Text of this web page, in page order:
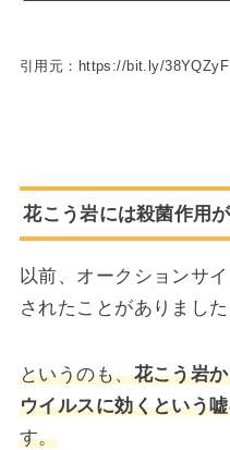
引用元：https://bit.ly/38YQZyF
花こう岩には殺菌作用
以前、オークションサ
されたことがありました
というのも、花こう岩
ウイルスに効くという
す。